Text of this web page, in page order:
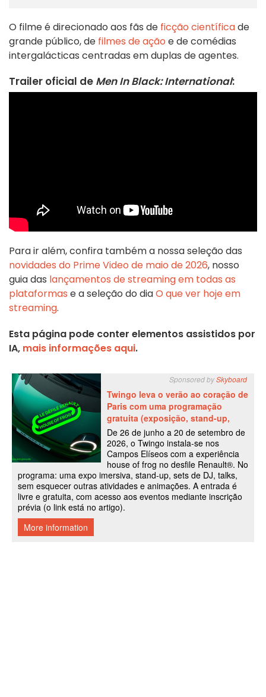
O filme é direcionado aos fãs de ficção científicade
grande público, de filmes de ação e de comédias
intergalácticas centradas em duplas de agentes.
Trailer oficial de Men In Black: International:
Para ir além, confira também a nossa seleção das
novidades do Prime Video de maio de 2026, nosso
guia das lançamentos de streaming em todas as
plataformas e a seleção do diaO que ver hoje em
streaming.
Esta página pode conter elementos assistidos por
IA, mais informações aqui.